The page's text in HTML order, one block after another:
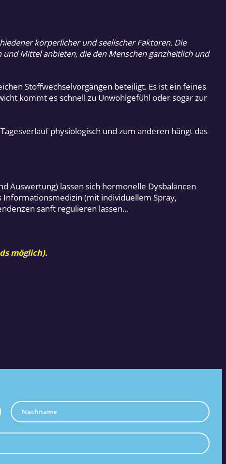
körperlicher und seelischer Faktoren. Die
Mittel anbieten, die den Menschen ganzheitlich und
Stoffwechselvorgängen beteiligt. Es ist ein feines
kommt es schnell zu Unwohlgefühl oder sogar zur
physiologisch und zum anderen hängt das
Auswertung) lassen sich hormonelle Dysbalancen
(mit individuellem Spray,
sanft regulieren lassen…
möglich).